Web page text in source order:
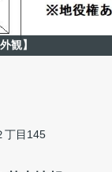
外観】
丁目145